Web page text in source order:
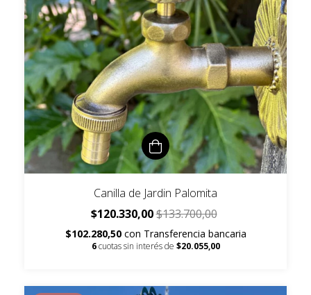
Canilla de Jardin Palomita
$120.330,00$133.700,00
$102.280,50 con Transferencia bancaria
6 cuotas sin interés de $20.055,00